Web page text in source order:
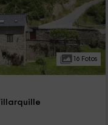
16 Fotos